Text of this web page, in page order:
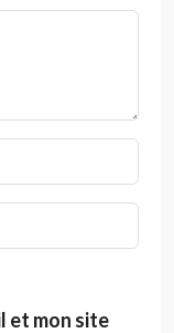
et mon site